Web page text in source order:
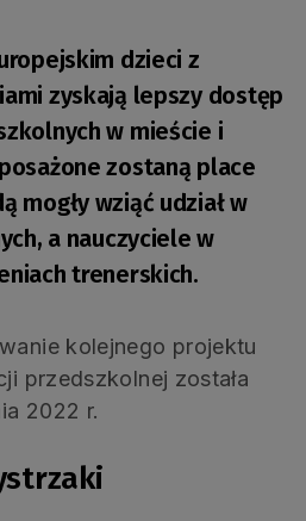
dzieci z
zyskają lepszy dostęp
w mieście i
zostaną place
mogły wziąć udział w
a nauczyciele w
trenerskich.
kolejnego projektu
przedszkolnej została
2022 r.